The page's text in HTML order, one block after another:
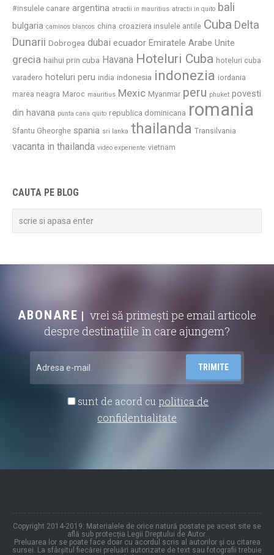
#insulele canare argentina atractii in mauritius atractii in quito bali
bulgaria caminos blancos china croaziera insulele antile Cuba Delta
Dunarii Dobrogea dubai ecuador Emiratele Arabe Unite
grecia haihui prin cuba Havana Hoteluri Cuba hoteluri cuba
varadero hoteluri peru india indonesia indonezia iordania
marea neagra Maroc mauritius Mexic Myanmar peru phuket povesti
din havana punta cana quito republica dominicana romania
Sfantu Gheorghe spania sri lanka thailanda Transilvania
vacanta in thailanda video experiente vietnam
CAUTA PE BLOG
ABONARE
vrei să primești pe email articole
despre destinațiile în care ajungem?
sunt de acord cu politica de
confidentialitate
Copyright 2014-2019: Materialele de orice natură postate pe acest site se
află sub protecția Legii Dreptului de Autor.
Preluarea lor se poate face doar cu acordul scris al autorilor și cu citarea
sursei. La sfârșitul fiecărei preluări autorizate de text sau fotografii trebuie